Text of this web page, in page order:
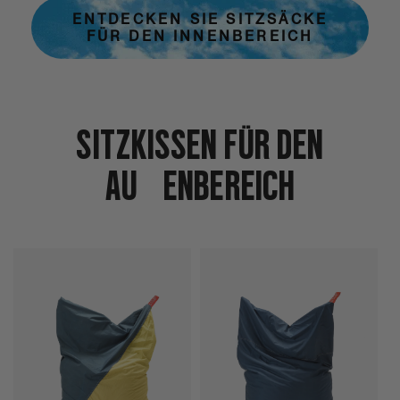
ENTDECKEN SIE SITZSÄCKE
FÜR DEN INNENBEREICH
Sitzkissen für den
Außenbereich